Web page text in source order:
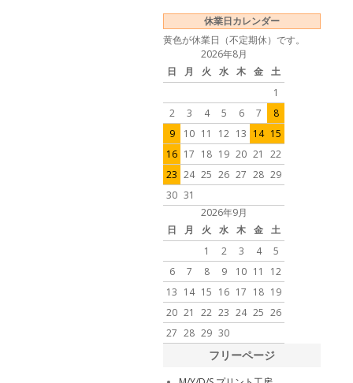
休業日カレンダー
黄色が休業日（不定期休）です。
2026年8月
日
月 火 水 木 金 土
1
2
3 4 5 6 7
8
9
10 11 12 13 14 15
16 17 18 19 20 21
22
23 24 25 26 27 28 29
30 31
2026年9月
日
月 火 水 木 金 土
1
2 3 4
5
6
7 8 9 10 11
12
13 14 15 16 17 18 19
20 21 22 23 24 25 26
27 28 29 30
フリーページ